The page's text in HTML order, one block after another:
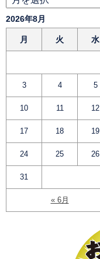
2026年8月
月 火 水
« 6月
3 4 5
10 11 12
17 18 19
24 25 26
31